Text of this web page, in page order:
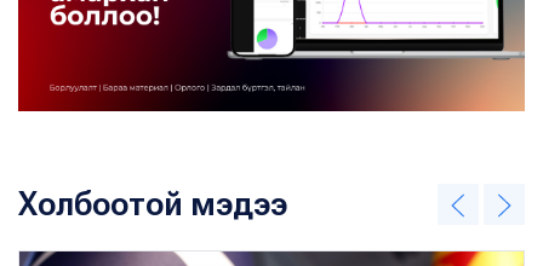
Холбоотой мэдээ